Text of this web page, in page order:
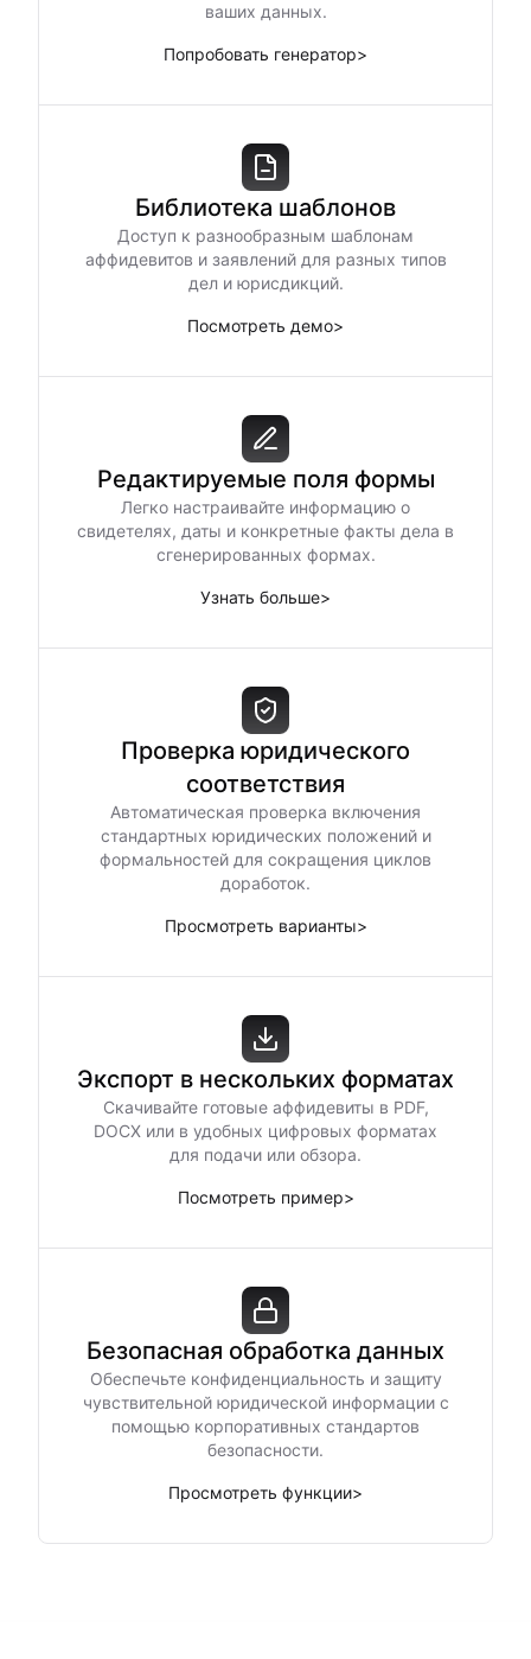
ваших данных.
Попробовать генератор>
Библиотека шаблонов
Доступ к разнообразным шаблонам
аффидевитов и заявлений для разных типов
дел и юрисдикций.
Посмотреть демо>
Редактируемые поля формы
Легко настраивайте информацию о
свидетелях, даты и конкретные факты дела в
сгенерированных формах.
Узнать больше>
Проверка юридического
соответствия
Автоматическая проверка включения
стандартных юридических положений и
формальностей для сокращения циклов
доработок.
Просмотреть варианты>
Экспорт в нескольких форматах
Скачивайте готовые аффидевиты в PDF,
DOCX или в удобных цифровых форматах
для подачи или обзора.
Посмотреть пример>
Безопасная обработка данных
Обеспечьте конфиденциальность и защиту
чувствительной юридической информации с
помощью корпоративных стандартов
безопасности.
Просмотреть функции>